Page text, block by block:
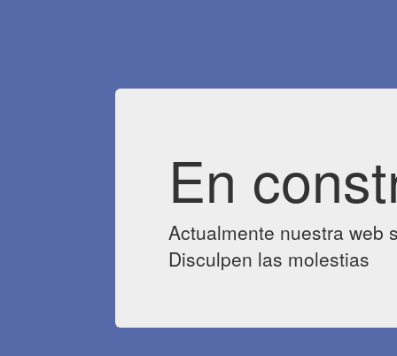
En
Actualmente nuestra web
Disculpen las molestias